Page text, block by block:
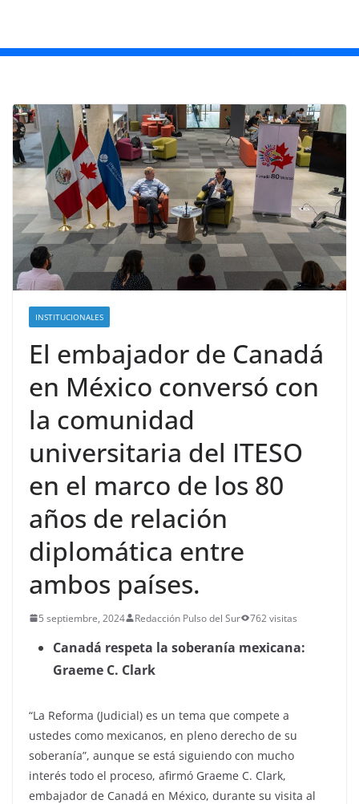
INSTITUCIONALES
El embajador de Canadá
en México conversó con
la comunidad
universitaria del ITESO
en el marco de los 80
años de relación
diplomática entre
ambos países.
5 septiembre, 2024 Redacción Pulso del Sur 762 visitas
Canadá respeta la soberanía mexicana:
Graeme C. Clark
“La Reforma (Judicial) es un tema que compete a
ustedes como mexicanos, en pleno derecho de su
soberanía”, aunque se está siguiendo con mucho
interés todo el proceso, afirmó Graeme C. Clark,
embajador de Canadá en México, durante su visita al